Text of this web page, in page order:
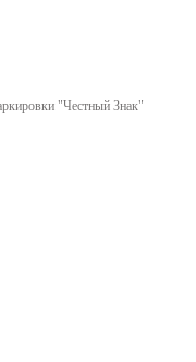
"Честный Знак"